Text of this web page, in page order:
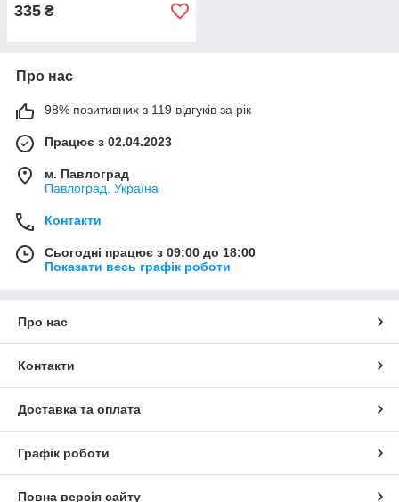
335 ₴
Про нас
98% позитивних з 119 відгуків за рік
Працює з 02.04.2023
м. Павлоград
Павлоград, Україна
Контакти
Сьогодні працює з 09:00 до 18:00
Показати весь графік роботи
Про нас
Контакти
Доставка та оплата
Графік роботи
Повна версія сайту